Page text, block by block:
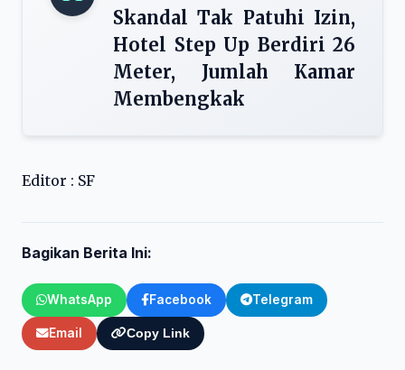
Skandal Tak Patuhi Izin,
Hotel Step Up Berdiri 26
Meter, Jumlah Kamar
Membengkak
Editor : SF
Bagikan Berita Ini:
WhatsApp Facebook Telegram
Email Copy Link